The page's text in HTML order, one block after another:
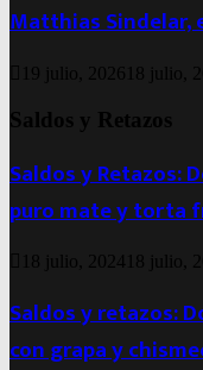
Matthias Sindelar,
19 julio, 2026 18 julio,
Saldos y Retazos
Saldos y Retazos:
puro mate y torta
18 julio, 2024 18 julio,
Saldos y retazos:
con grapa y